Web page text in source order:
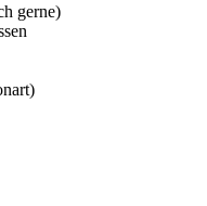
gerne)